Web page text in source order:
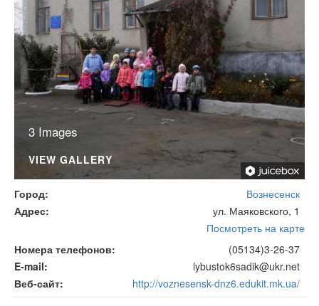
3 Images
VIEW GALLERY
Город
Вознесенск
Адрес
ул. Маяковского, 1
Посмотреть на карте
Номера телефонов
(05134)3-26-37
E-mail
lybustok6sadik@ukr.net
Веб-сайт
http://voznesensk-dnz6.edukit.mk.ua/